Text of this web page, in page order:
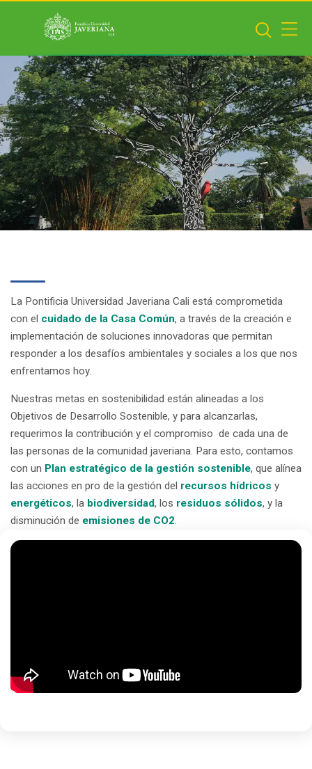
La Pontificia Universidad Javeriana Cali está comprometida
con el cuidado de la Casa Común, a través de la creación e
implementación de soluciones innovadoras que permitan
responder a los desafíos ambientales y sociales a los que nos
enfrentamos hoy.
Nuestras metas en sostenibilidad están alineadas a los
Objetivos de Desarrollo Sostenible, y para alcanzarlas,
requerimos la contribución y el compromiso de cada una de
las personas de la comunidad javeriana. Para esto, contamos
con un Plan estratégico de la gestión sostenible, que alínea
las acciones en pro de la gestión del recursos hídricos y
energéticos, la biodiversidad, los residuos sólidos, y la
disminución de emisiones de CO2.